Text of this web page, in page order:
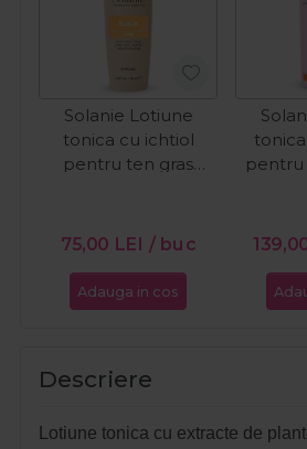
Solanie Lotiune
tonica cu ichtiol
pentru ten gras
75,00 LEI / buc
Adauga in cos
pentru
Descriere
Lotiune tonica cu extracte de